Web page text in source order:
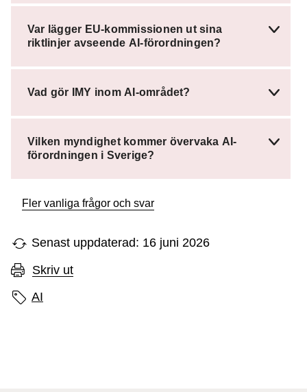
Var lägger EU-kommissionen ut sina
riktlinjer avseende AI-förordningen?
Vad gör IMY inom AI-området?
Vilken myndighet kommer övervaka AI-
förordningen i Sverige?
Fler vanliga frågor och svar
Senast uppdaterad: 16 juni 2026
Skriv ut
Sidans etiketter
AI